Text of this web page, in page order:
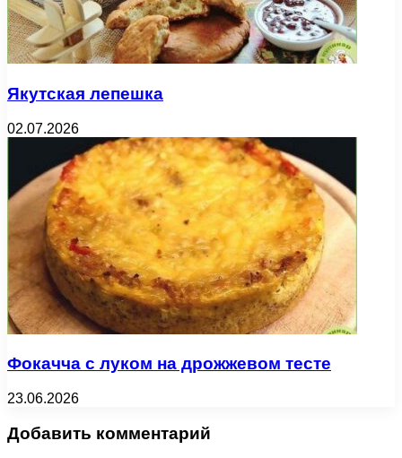
Якутская лепешка
02.07.2026
Фокачча с луком на дрожжевом тесте
23.06.2026
Добавить комментарий